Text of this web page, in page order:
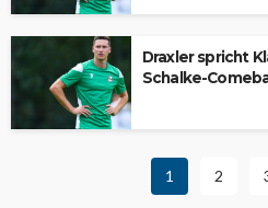
Draxler spricht
Schalke-
1 2